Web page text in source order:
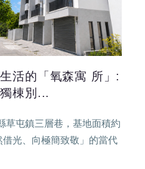
活的「氧森寓 所」:
棟別...
草屯鎮三層巷，基地面積約
光、向極簡致敬」的當代